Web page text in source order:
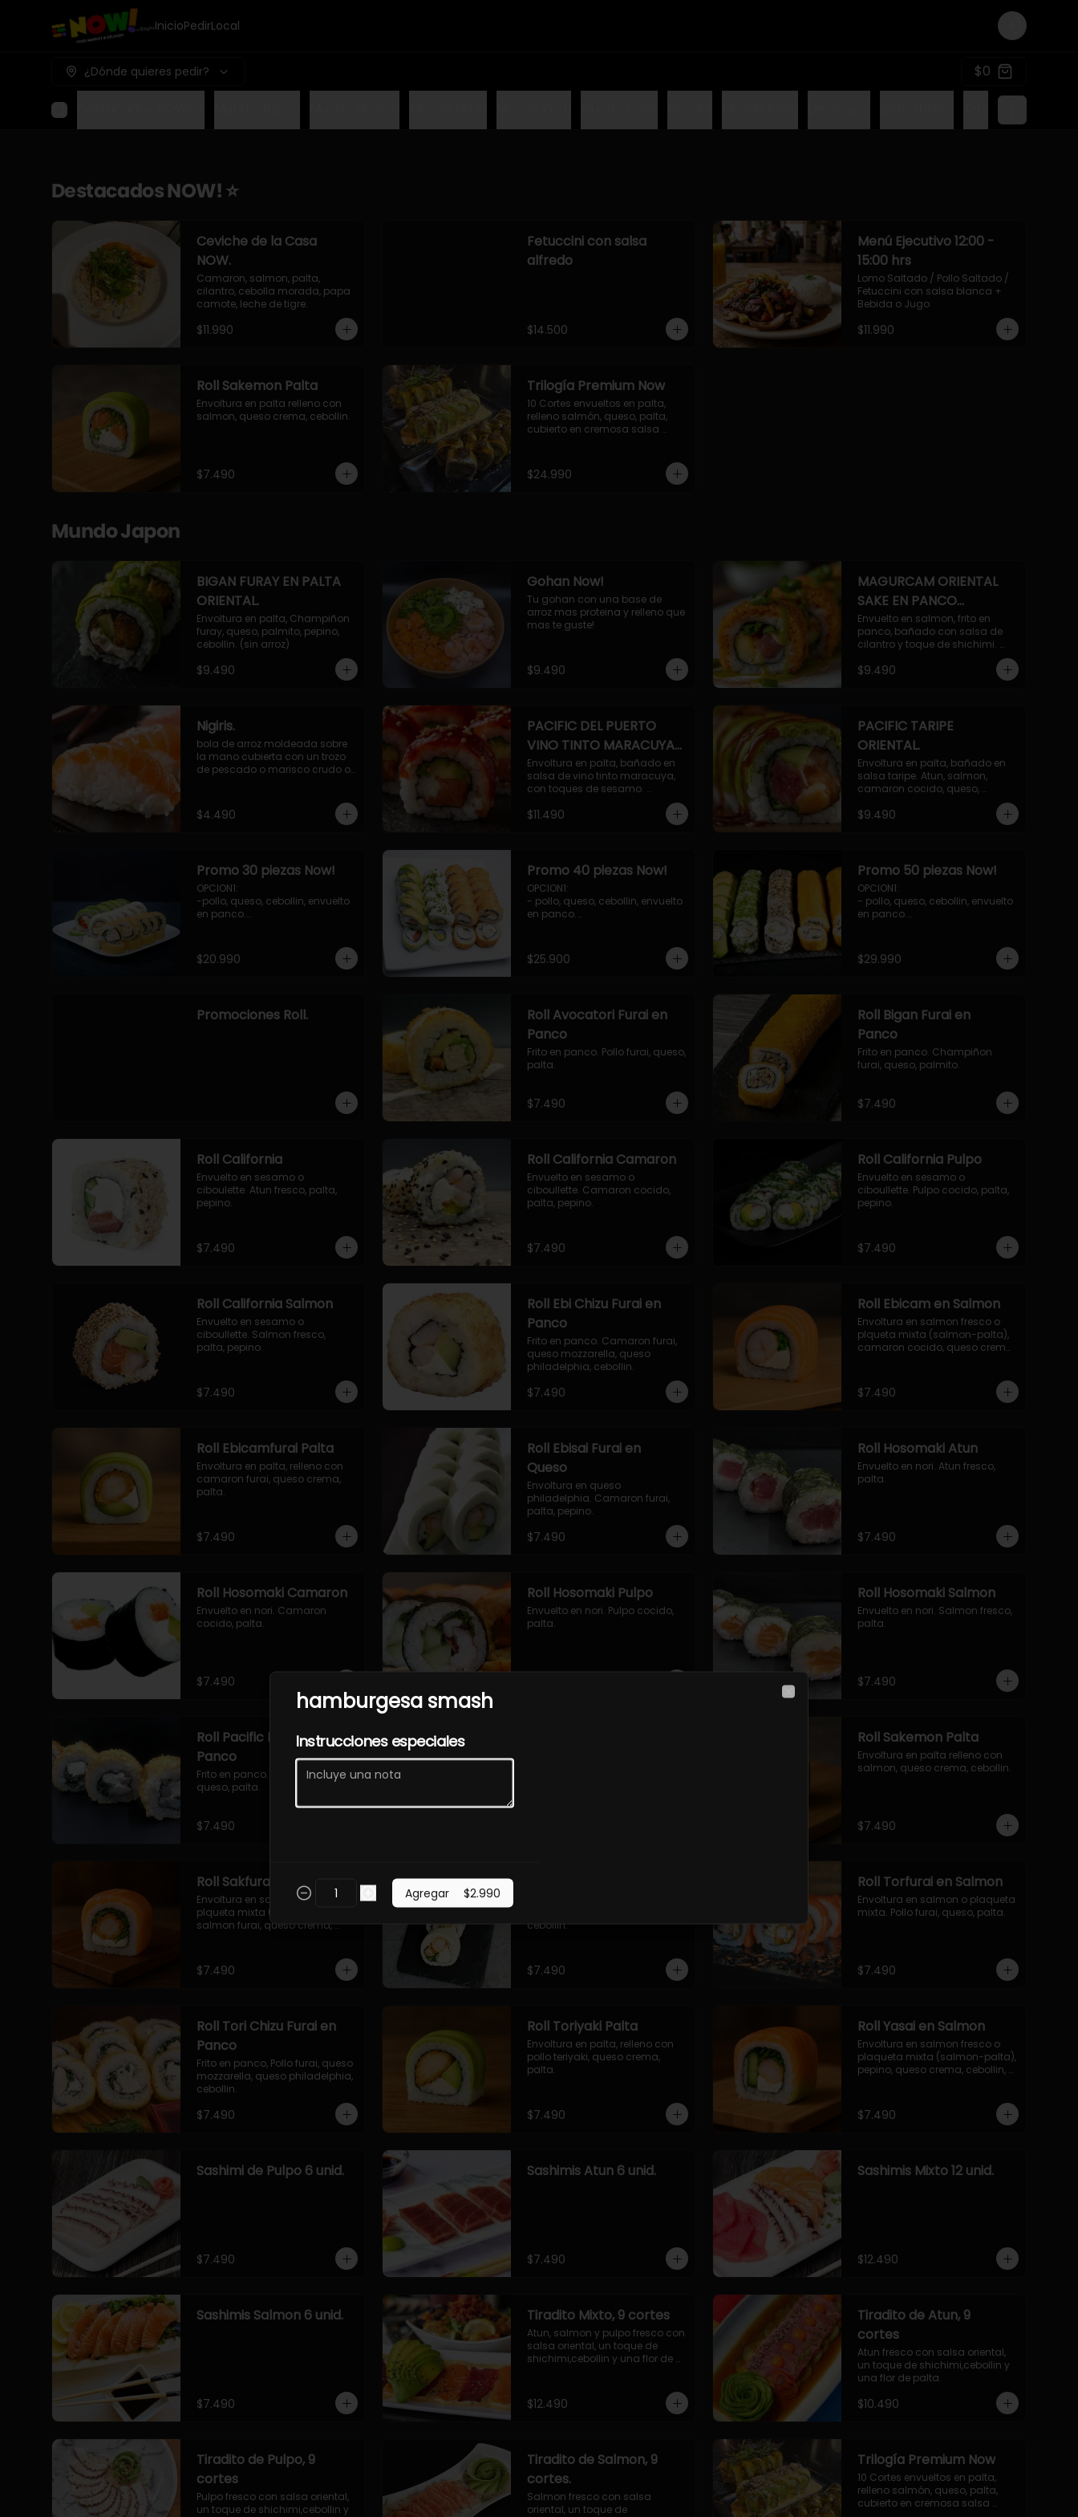
InicioPedirLocal Login
¿Dónde quieres pedir? $0
Destacados NOW! ⭐
Ceviche de la Casa
NOW.
Camaron, salmon, palta,
cilantro, cebolla morada, papa
camote, leche de tigre.
$11.990
Fetuccini con salsa
alfredo
$14.500
Menú Ejecutivo 12:00 -
15:00 hrs
Lomo Saltado / Pollo Saltado /
Fetuccini con salsa blanca +
Bebida o Jugo
$11.990
Roll Sakemon Palta
Envoltura en palta relleno con
salmon, queso crema, cebollin.
$7.490
Trilogía Premium Now
10 Cortes envueltos en palta,
relleno salmón, queso, palta,
cubierto en cremosa salsa
crema, relleno de pollo
apanado y palta, cubierto con
salmón.
$24.990
Mundo Japon
BIGAN FURAY EN PALTA
ORIENTAL.
Envoltura en palta, Champiñon
furay, queso, palmito, pepino,
cebollin. (sin arroz)
$9.490
Gohan Now!
Tu gohan con una base de
arroz mas proteina y relleno que
mas te guste!
$9.490
MAGURCAM ORIENTAL
SAKE EN PANCO
ACILANTRADO.
Envuelto en salmon, frito en
panco, bañado con salsa de
cilantro y toque de shichimi.
Atun, camaron, queso, cebollin.
$9.490
Nigiris.
bola de arroz moldeada sobre
la mano cubierta con un trozo
de pescado o marisco crudo o
$4.490
PACIFIC DEL PUERTO
VINO TINTO MARACUYA
ORIENTAL.
Envoltura en palta, bañado en
salsa de vino tinto maracuya,
con toques de sesamo.
Camaron furai, salmon, queso,
pepino.
$11.490
PACIFIC TARIPE
ORIENTAL.
Envoltura en palta, bañado en
salsa taripe. Atun, salmon,
camaron cocido, queso,
$9.490
Promo 30 piezas Now!
OPCION1:
-pollo, queso, cebollin, envuelto
en panco.
-palmito, pepino, queso,
envuelto ciboulette o sesamo.
-camaron, palta, cebollin,
$20.990
Promo 40 piezas Now!
OPCION1:
- pollo, queso, cebollin, envuelto
en panco.
- palmito, pepino, queso,
envuelto en palta.
- pollo, queso, cebollin, envuelto
en panco.
- camaron, queso, cebollin,
envuelto en palta.
- palmito, pepino, queso,
- salmon, queso, palta, envuelto
en queso.
$25.900
Promo 50 piezas Now!
OPCION1:
- pollo, queso, cebollin, envuelto
en panco.
- palmito, pepino, queso,
envuelto en palta.
OPCION2:
- pollo, queso, cebollin, envuelto
en panco.
- camaron, queso, cebollin,
envuelto en panco.
- salmon, queso, palta, envuelto
$29.990
Promociones Roll.
Roll Avocatori Furai en
Panco
Frito en panco. Pollo furai, queso,
palta.
$7.490
Roll Bigan Furai en
Panco
Frito en panco. Champiñon
furai, queso, palmito.
$7.490
Roll California
Envuelto en sesamo o
ciboulette. Atun fresco, palta,
pepino.
$7.490
Roll California Camaron
Envuelto en sesamo o
ciboullette. Camaron cocido,
palta, pepino.
$7.490
Roll California Pulpo
Envuelto en sesamo o
ciboullette. Pulpo cocido, palta,
pepino.
$7.490
Roll California Salmon
Envuelto en sesamo o
ciboullette. Salmon fresco,
palta, pepino.
$7.490
Roll Ebi Chizu Furai en
Panco
Frito en panco. Camaron furai,
queso mozzarella, queso
philadelphia, cebollin.
$7.490
Roll Ebicam en Salmon
Envoltura en salmon fresco o
plqueta mixta (salmon-palta),
camaron cocido, queso crema,
$7.490
Roll Ebicamfurai Palta
Envoltura en palta, relleno con
camaron furai, queso crema,
palta.
$7.490
Roll Ebisai Furai en
Queso
Envoltura en queso
philadelphia. Camaron furai,
palta, pepino.
$7.490
Roll Hosomaki Atun
Envuelto en nori. Atun fresco,
palta.
$7.490
Roll Hosomaki Camaron
Envuelto en nori. Camaron
cocido, palta.
$7.490
Roll Hosomaki Pulpo
Envuelto en nori. Pulpo cocido,
palta.
Roll Hosomaki Salmon
Envuelto en nori. Salmon fresco,
palta.
$7.490
Roll Pacific Furai en
Panco
Frito en panco. Camaron furai,
queso, palta.
$7.490
Roll Sakemon Palta
Envoltura en palta relleno con
salmon, queso crema, cebollin.
$7.490
Roll Sakfurai en Salmon
Envoltura en salmon fresco o
plqueta mixta (salmon-palta),
salmon furai, queso crema,
$7.490
cebollin.
$7.490
Roll Torfurai en Salmon
Envoltura en salmon o plaqueta
mixta. Pollo furai, queso, palta.
$7.490
Roll Tori Chizu Furai en
Panco
Frito en panco, Pollo furai, queso
mozzarella, queso philadelphia,
cebollin.
$7.490
Roll Toriyaki Palta
Envoltura en palta, relleno con
pollo teriyaki, queso crema,
palta.
$7.490
Roll Yasai en Salmon
Envoltura en salmon fresco o
plaqueta mixta (salmon-palta),
pepino, queso crema, cebollin,
$7.490
Sashimi de Pulpo 6 unid.
$7.490
Sashimis Atun 6 unid.
$7.490
Sashimis Mixto 12 unid.
$12.490
Sashimis Salmon 6 unid.
$7.490
Tiradito Mixto, 9 cortes
Atun, salmon y pulpo fresco con
salsa oriental, un toque de
shichimi,cebollin y una flor de
$12.490
Tiradito de Atun, 9
cortes
Atun fresco con salsa oriental,
un toque de shichimi,cebollin y
una flor de palta.
$10.490
Tiradito de Pulpo, 9
cortes
Pulpo fresco con salsa oriental,
un toque de shichimi,cebollin y
Tiradito de Salmon, 9
cortes.
Salmon fresco con salsa
oriental, un toque de
Trilogía Premium Now
10 Cortes envueltos en palta,
relleno salmón, queso, palta,
cubierto en cremosa salsa
hamburgesa smash
Instrucciones especiales
Agregar $2.990